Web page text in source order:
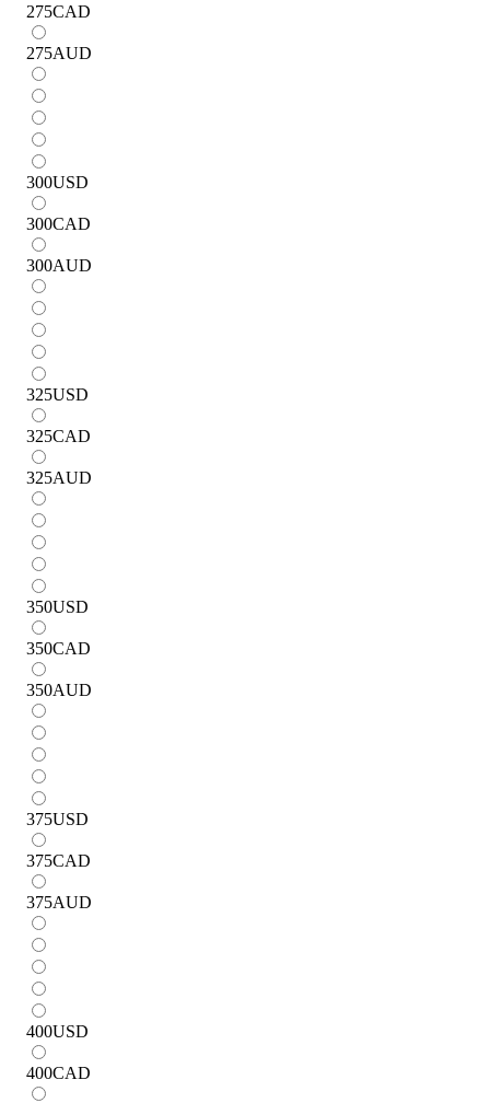
275CAD
275AUD
300USD
300CAD
300AUD
325USD
325CAD
325AUD
350USD
350CAD
350AUD
375USD
375CAD
375AUD
400USD
400CAD